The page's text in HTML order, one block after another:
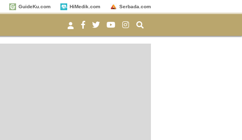
GuideKu.com HiMedik.com Serbada.com